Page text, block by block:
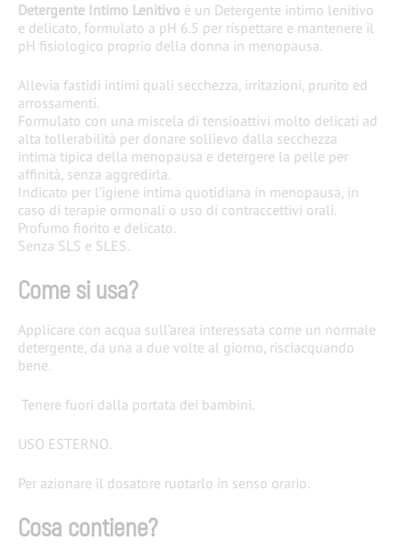
Detergente Intimo Lenitivo è un Detergente intimo lenitivo
e delicato, formulato a pH 6.5 per rispettare e mantenere il
pH fisiologico proprio della donna in menopausa.
Allevia fastidi intimi quali secchezza, irritazioni, prurito ed
arrossamenti.
Formulato con una miscela di tensioattivi molto delicati ad
alta tollerabilità per donare sollievo dalla secchezza
intima tipica della menopausa e detergere la pelle per
affinità, senza aggredirla.
Indicato per l’igiene intima quotidiana in menopausa, in
caso di terapie ormonali o uso di contraccettivi orali.
Profumo fiorito e delicato.​​​​​
Senza SLS e SLES.
Come si usa?
Applicare con acqua sull’area interessata come un normale
detergente, da una a due volte al giorno, risciacquando
bene.​
Tenere fuori dalla portata dei bambini.
USO ESTERNO.
Per azionare il dosatore ruotarlo in senso orario.
Cosa contiene?